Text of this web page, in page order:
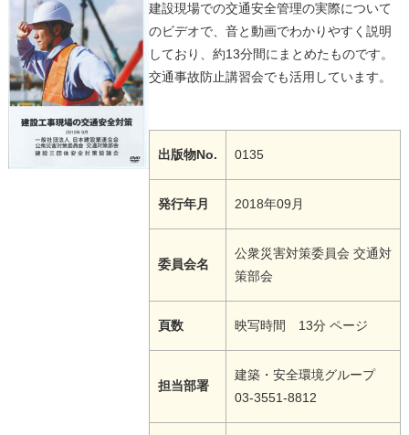
建設現場での交通安全管理の実際について
のビデオで、音と動画でわかりやすく説明
しており、約13分間にまとめたものです。
交通事故防止講習会でも活用しています。
出版物No. 0135
発行年月 2018年09月
委員会名
公衆災害対策委員会 交通対
策部会
頁数 映写時間 13分 ページ
担当部署
建築・安全環境グループ
03-3551-8812